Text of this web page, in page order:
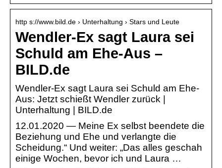
http s://www.bild.de › Unterhaltung › Stars und Leute
Wendler-Ex sagt Laura sei
Schuld am Ehe-Aus –
BILD.de
Wendler-Ex sagt Laura sei Schuld am Ehe-
Aus: Jetzt schießt Wendler zurück |
Unterhaltung | BILD.de
12.01.2020 — Meine Ex selbst beendete die
Beziehung und Ehe und verlangte die
Scheidung.“ Und weiter: „Das alles geschah
einige Wochen, bevor ich und Laura …